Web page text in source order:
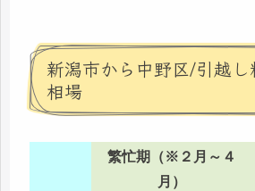
新潟市から中野区/引越
相場
繁忙期（※２月～４
月）